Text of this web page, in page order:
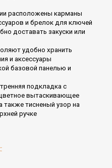
расположены карманы
и брелок для ключей
доставать закуски или
удобно хранить
и аксессуары
базовой панелью и
подкладка с
вытаскивающее
также тисненый узор на
ручке